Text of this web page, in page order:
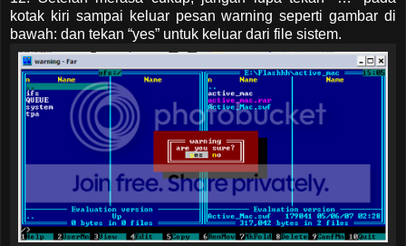
kotak kiri sampai keluar pesan warning seperti gambar di
bawah: dan tekan “yes” untuk keluar dari file sistem.